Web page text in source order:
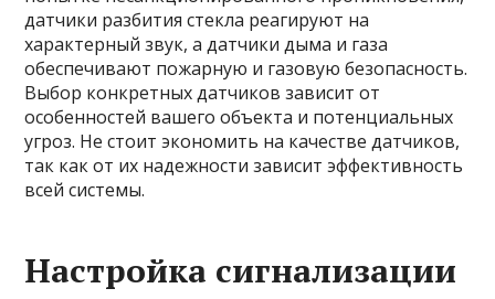
датчики разбития стекла реагируют на
характерный звук, а датчики дыма и газа
обеспечивают пожарную и газовую безопасность.
Выбор конкретных датчиков зависит от
особенностей вашего объекта и потенциальных
угроз. Не стоит экономить на качестве датчиков,
так как от их надежности зависит эффективность
всей системы.
Настройка сигнализации